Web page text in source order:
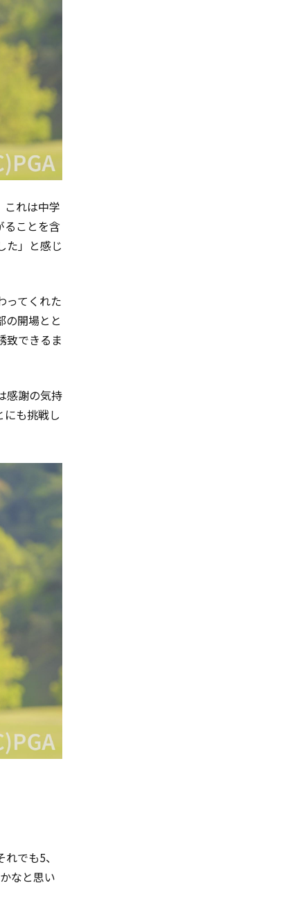
これは中学
ることを含
た」と感じ
ってくれた
の開場とと
致できるま
感謝の気持
にも挑戦し
でも5、
なと思い